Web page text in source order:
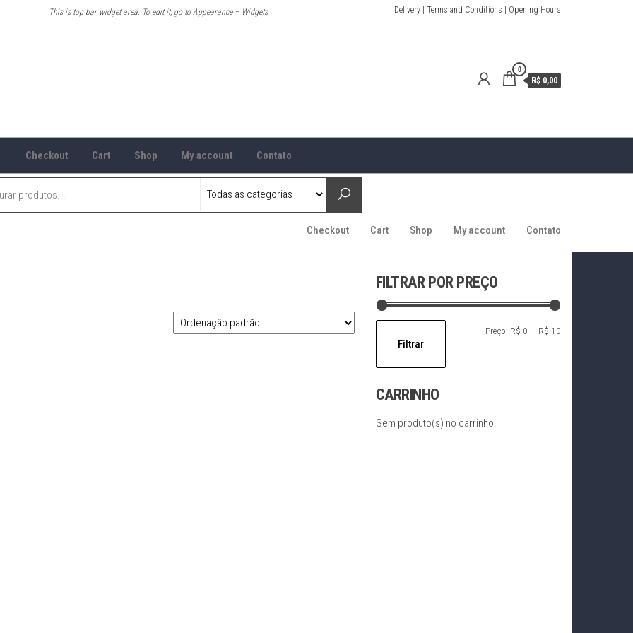
This is top bar widget area. To edit it, go to Appearance – Widgets Delivery | Terms and Conditions | Opening Hours
0
R$ 0,00
Checkout Cart Shop My account Contato
Checkout Cart Shop My account Contato
FILTRAR POR PREÇO
Filtrar
Preço: R$ 0 — R$ 10
CARRINHO
Sem produto(s) no carrinho.